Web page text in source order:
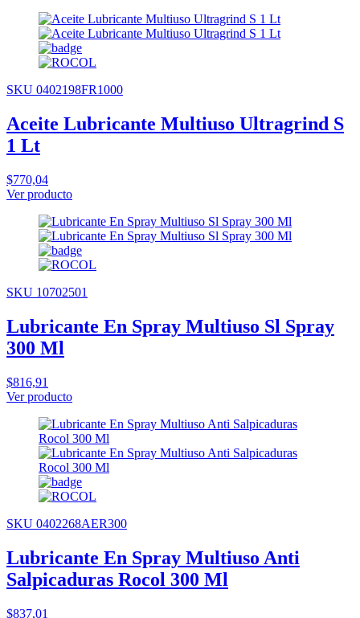
SKU 0402198FR1000
Aceite Lubricante Multiuso Ultragrind S
1 Lt
$770,04
Ver producto
SKU 10702501
Lubricante En Spray Multiuso Sl Spray
300 Ml
$816,91
Ver producto
SKU 0402268AER300
Lubricante En Spray Multiuso Anti
Salpicaduras Rocol 300 Ml
$837,01